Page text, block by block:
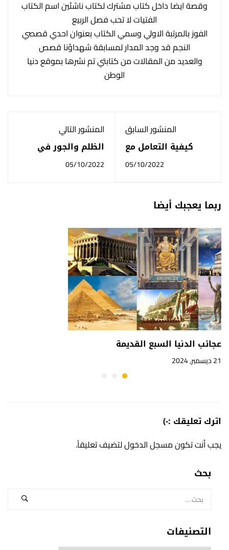
‏‎وقصة ايضا داخل كتاب مشترك لكتاب ناشئين اسم الكتاب
الفتيات لا تحب فصل الربيع
الفوز بالمرتبة الاولي وسمي الكتاب بعنوان احدي قصصي
النجم قد وجد المدار لمسابقة شهداؤنا قصص
والعديد من المقالات من كتابتي تم نشرها بموقع دنيا
الوطن
المنشور السابق
كيفية التعامل مع
زملاء العمل بشكل
عام
05/10/2022
المنشور التالي
الظلم والجور في
العمل بحق العمال
05/10/2022
ربما يعجبك أيضا
عجائب الدنيا السبع القديمة
21 ديسمبر, 2024
اترك تعليقك :-)
يجب أنت تكونمسجل الدخوللتضيف تعليقاً.
بحث
التصنيفات